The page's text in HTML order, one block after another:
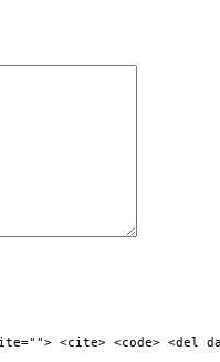
<cite> <code> <del